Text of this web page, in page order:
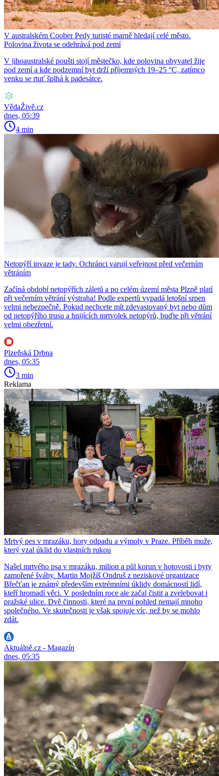
V australském Coober Pedy turisté marně hledají celé město.
Polovina života se odehrává pod zemí
V jihoaustralské poušti stojí městečko, kde polovina obyvatel žije
pod zemí a kde podzemní byt drží příjemných 19–25 °C, zatímco
venku se rtuť šplhá k padesátce.
VědaŽivě.cz
dnes, 05:39
4 min
Netopýří invaze je tady. Ochránci varují veřejnost před večerním
větráním
Začíná období netopýřích záletů a po celém území města Plzně platí
při večerním větrání výstraha! Podle expertů vypadá letošní srpen
velmi nebezpečně. Pokud nechcete mít zdevastovaný byt nebo dům
od netopýřího trusu a hnijících mrtvolek netopýrů, buďte při větrání
velmi obezřetní.
Plzeňská Drbna
dnes, 05:35
3 min
Reklama
Mrtvý pes v mrazáku, hory odpadu a výmoly v Praze. Příběh muže,
který vzal úklid do vlastních rukou
Našel mrtvého psa v mrazáku, milion a půl korun v hotovosti i byty
zamořené šváby. Martin Mojžíš Ondruš z neziskové organizace
Břečťan je známý především extrémními úklidy domácností lidí,
kteří hromadí věci. V posledním roce ale začal čistit a zvelebovat i
pražské ulice. Dvě činnosti, které na první pohled nemají mnoho
společného. Ve skutečnosti je však spojuje víc, než by se mohlo
zdát.
Aktuálně.cz - Magazín
dnes, 05:35